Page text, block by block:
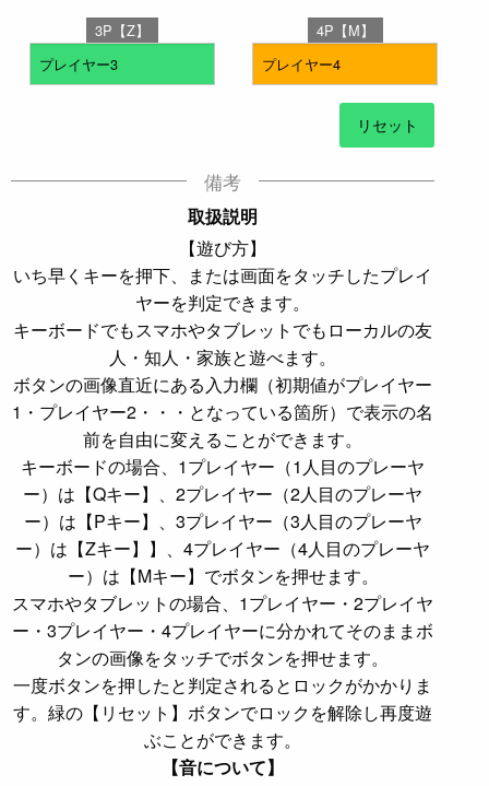
3P【Z】 4P【M】
リセット
備考
取扱説明
【遊び方】
いち早くキーを押下、または画面をタッチしたプレイ
ヤーを判定できます。
キーボードでもスマホやタブレットでもローカルの友
人・知人・家族と遊べます。
ボタンの画像直近にある入力欄（初期値がプレイヤー
1・プレイヤー2・・・となっている箇所）で表示の名
前を自由に変えることができます。
キーボードの場合、1プレイヤー（1人目のプレーヤ
ー）は【Qキー】、2プレイヤー（2人目のプレーヤ
ー）は【Pキー】、3プレイヤー（3人目のプレーヤ
ー）は【Zキー】】、4プレイヤー（4人目のプレーヤ
ー）は【Mキー】でボタンを押せます。
スマホやタブレットの場合、1プレイヤー・2プレイヤ
ー・3プレイヤー・4プレイヤーに分かれてそのままボ
タンの画像をタッチでボタンを押せます。
一度ボタンを押したと判定されるとロックがかかりま
す。緑の【リセット】ボタンでロックを解除し再度遊
ぶことができます。
【音について】